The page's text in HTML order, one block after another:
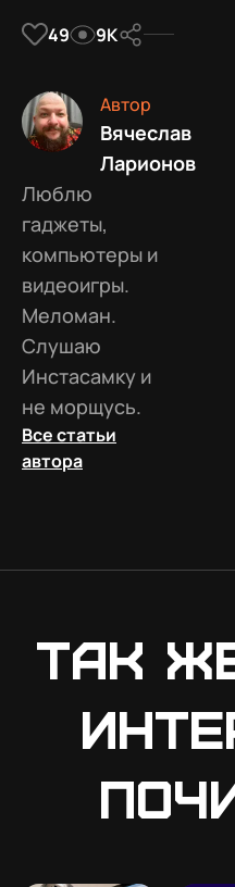
49 9К
Автор
Вячеслав
Ларионов
Люблю
гаджеты,
компьютеры и
видеоигры.
Меломан.
Слушаю
Инстасамку и
не морщусь.
Все статьи
автора
Так